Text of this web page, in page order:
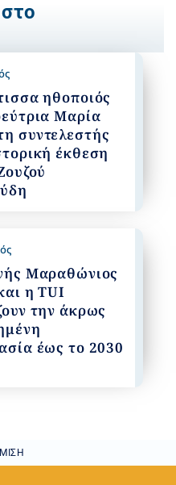
ηθοποιός
Μαρία
συντελεστής
έκθεση
Μαραθώνιος
η TUI
την άκρως
έως το 2030